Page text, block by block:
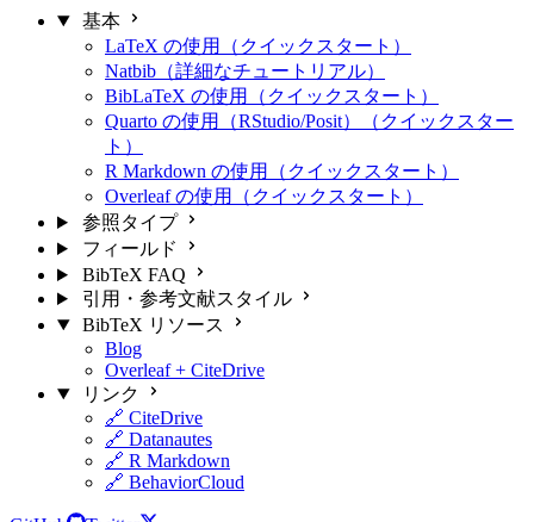
基本
LaTeX の使用（クイックスタート）
Natbib（詳細なチュートリアル）
BibLaTeX の使用（クイックスタート）
Quarto の使用（RStudio/Posit）（クイックスター
ト）
R Markdown の使用（クイックスタート）
Overleaf の使用（クイックスタート）
参照タイプ
フィールド
BibTeX FAQ
引用・参考文献スタイル
BibTeX リソース
Blog
Overleaf + CiteDrive
リンク
🔗 CiteDrive
🔗 Datanautes
🔗 R Markdown
🔗 BehaviorCloud